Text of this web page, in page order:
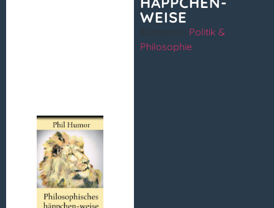
WEISE
Politik &
Philosophie